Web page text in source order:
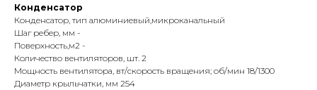
Конденсатор
Конденсатор, тип алюминиевый,микроканальный
Шаг ребер, мм -
Поверхность,м2 -
Количество вентиляторов, шт. 2
Мощность вентилятора, вт/скорость вращения; об/мин 18/1300
Диаметр крыльчатки, мм 254